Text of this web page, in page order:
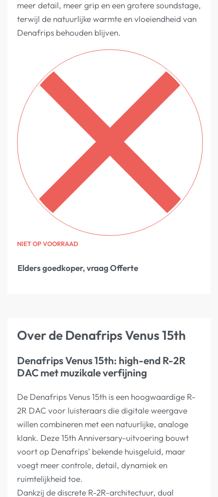
meer detail, meer grip en een grotere soundstage,
terwijl de natuurlijke warmte en vloeiendheid van
Denafrips behouden blijven.
NIET OP VOORRAAD
Elders goedkoper, vraag Offerte
Over de Denafrips Venus 15th
Denafrips Venus 15th: high-end R-2R
DAC met muzikale verfijning
De Denafrips Venus 15th is een hoogwaardige R-
2R DAC voor luisteraars die digitale weergave
willen combineren met een natuurlijke, analoge
klank. Deze 15th Anniversary-uitvoering bouwt
voort op Denafrips’ bekende huisgeluid, maar
voegt meer controle, detail, dynamiek en
ruimtelijkheid toe.
Dankzij de discrete R-2R-architectuur, dual